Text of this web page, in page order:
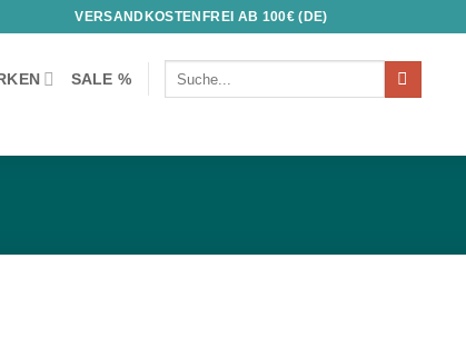
VERSANDKOSTENFREI AB 100€ (DE)
SALE %